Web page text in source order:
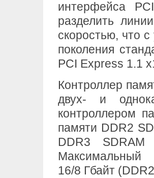
интерфейса
разделить
скоростью, что
поколения
PCI Express 1.1
Контроллер
двух- и
контроллером
памяти DDR2
DDR3
Максимальный
16/8 Гбайт